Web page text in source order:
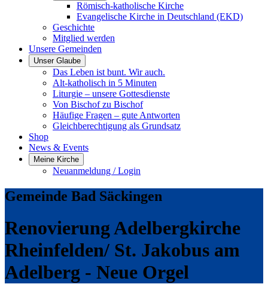
Römisch-katholische Kirche
Evangelische Kirche in Deutschland (EKD)
Geschichte
Mitglied werden
Unsere Gemeinden
Unser Glaube
Das Leben ist bunt. Wir auch.
Alt-katholisch in 5 Minuten
Liturgie – unsere Gottesdienste
Von Bischof zu Bischof
Häufige Fragen – gute Antworten
Gleichberechtigung als Grundsatz
Shop
News & Events
Meine Kirche
Neuanmeldung / Login
Gemeinde Bad Säckingen
Renovierung Adelbergkirche
Rheinfelden/ St. Jakobus am
Adelberg - Neue Orgel